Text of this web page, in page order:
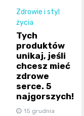
Zdrowie i styl
życia
Tych
produktów
unikaj, jeśli
chcesz mieć
zdrowe
serce. 5
najgorszych!
15 grudnia